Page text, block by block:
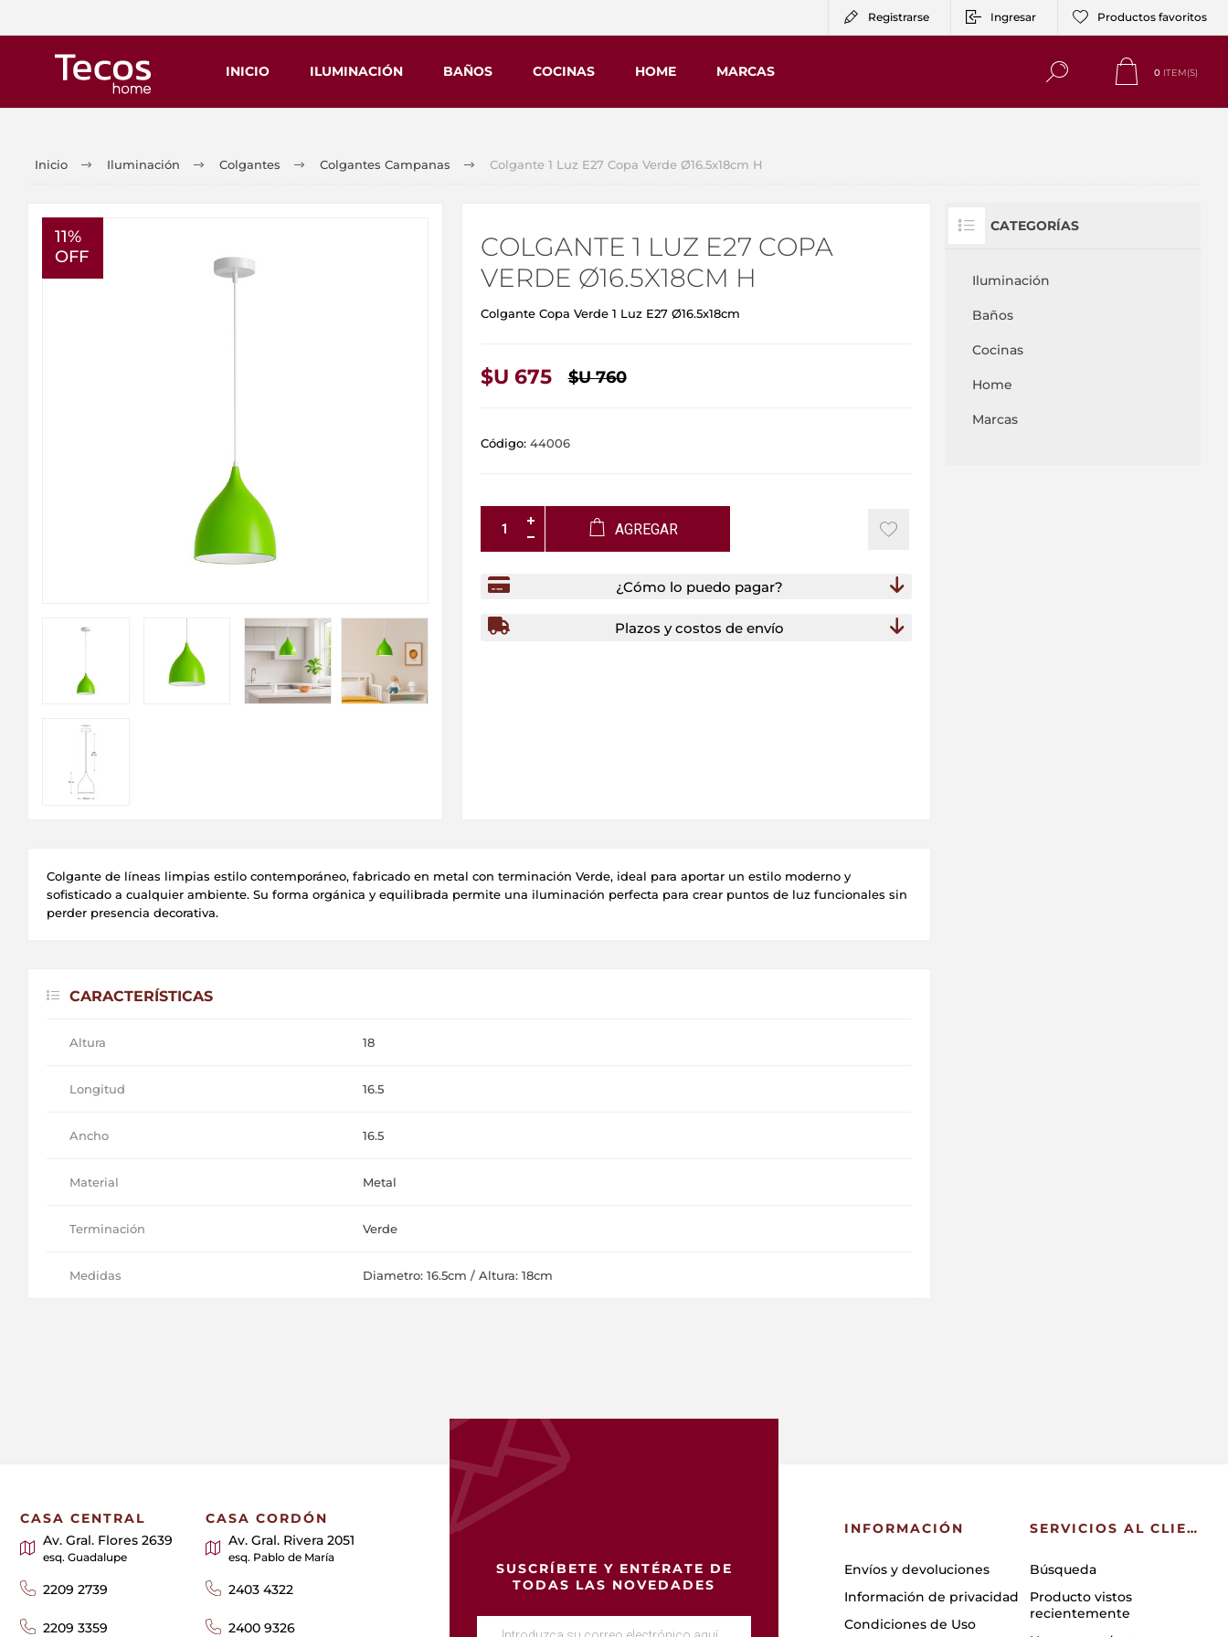
Registrarse Ingresar Productos favoritos
INICIO ILUMINACIÓN BAÑOS COCINAS HOME MARCAS 0 ITEM(S)
Inicio Iluminación Colgantes Colgantes Campanas Colgante 1 Luz E27 Copa Verde Ø16.5x18cm H
11%
OFF
COLGANTE 1 LUZ E27 COPA
VERDE Ø16.5X18CM H
Colgante Copa Verde 1 Luz E27 Ø16.5x18cm
$U 675 $U 760
Código: 44006
AGREGAR
¿Cómo lo puedo pagar?
Plazos y costos de envío
Colgante de líneas limpias estilo contemporáneo, fabricado en metal con terminación Verde, ideal para aportar un estilo moderno y
sofisticado a cualquier ambiente. Su forma orgánica y equilibrada permite una iluminación perfecta para crear puntos de luz funcionales sin
perder presencia decorativa.
CARACTERÍSTICAS
Altura 18
Longitud 16.5
Ancho 16.5
Material Metal
Terminación Verde
Medidas Diametro: 16.5cm / Altura: 18cm
CATEGORÍAS
Iluminación
Baños
Cocinas
Home
Marcas
SUSCRÍBETE Y ENTÉRATE DE
TODAS LAS NOVEDADES
CASA CENTRAL
Av. Gral. Flores 2639
esq. Guadalupe
2209 2739
2209 3359
CASA CORDÓN
Av. Gral. Rivera 2051
esq. Pablo de María
2403 4322
2400 9326
INFORMACIÓN
Envíos y devoluciones
Información de privacidad
Condiciones de Uso
SERVICIOS AL CLIENTE
Búsqueda
Producto vistos
recientemente